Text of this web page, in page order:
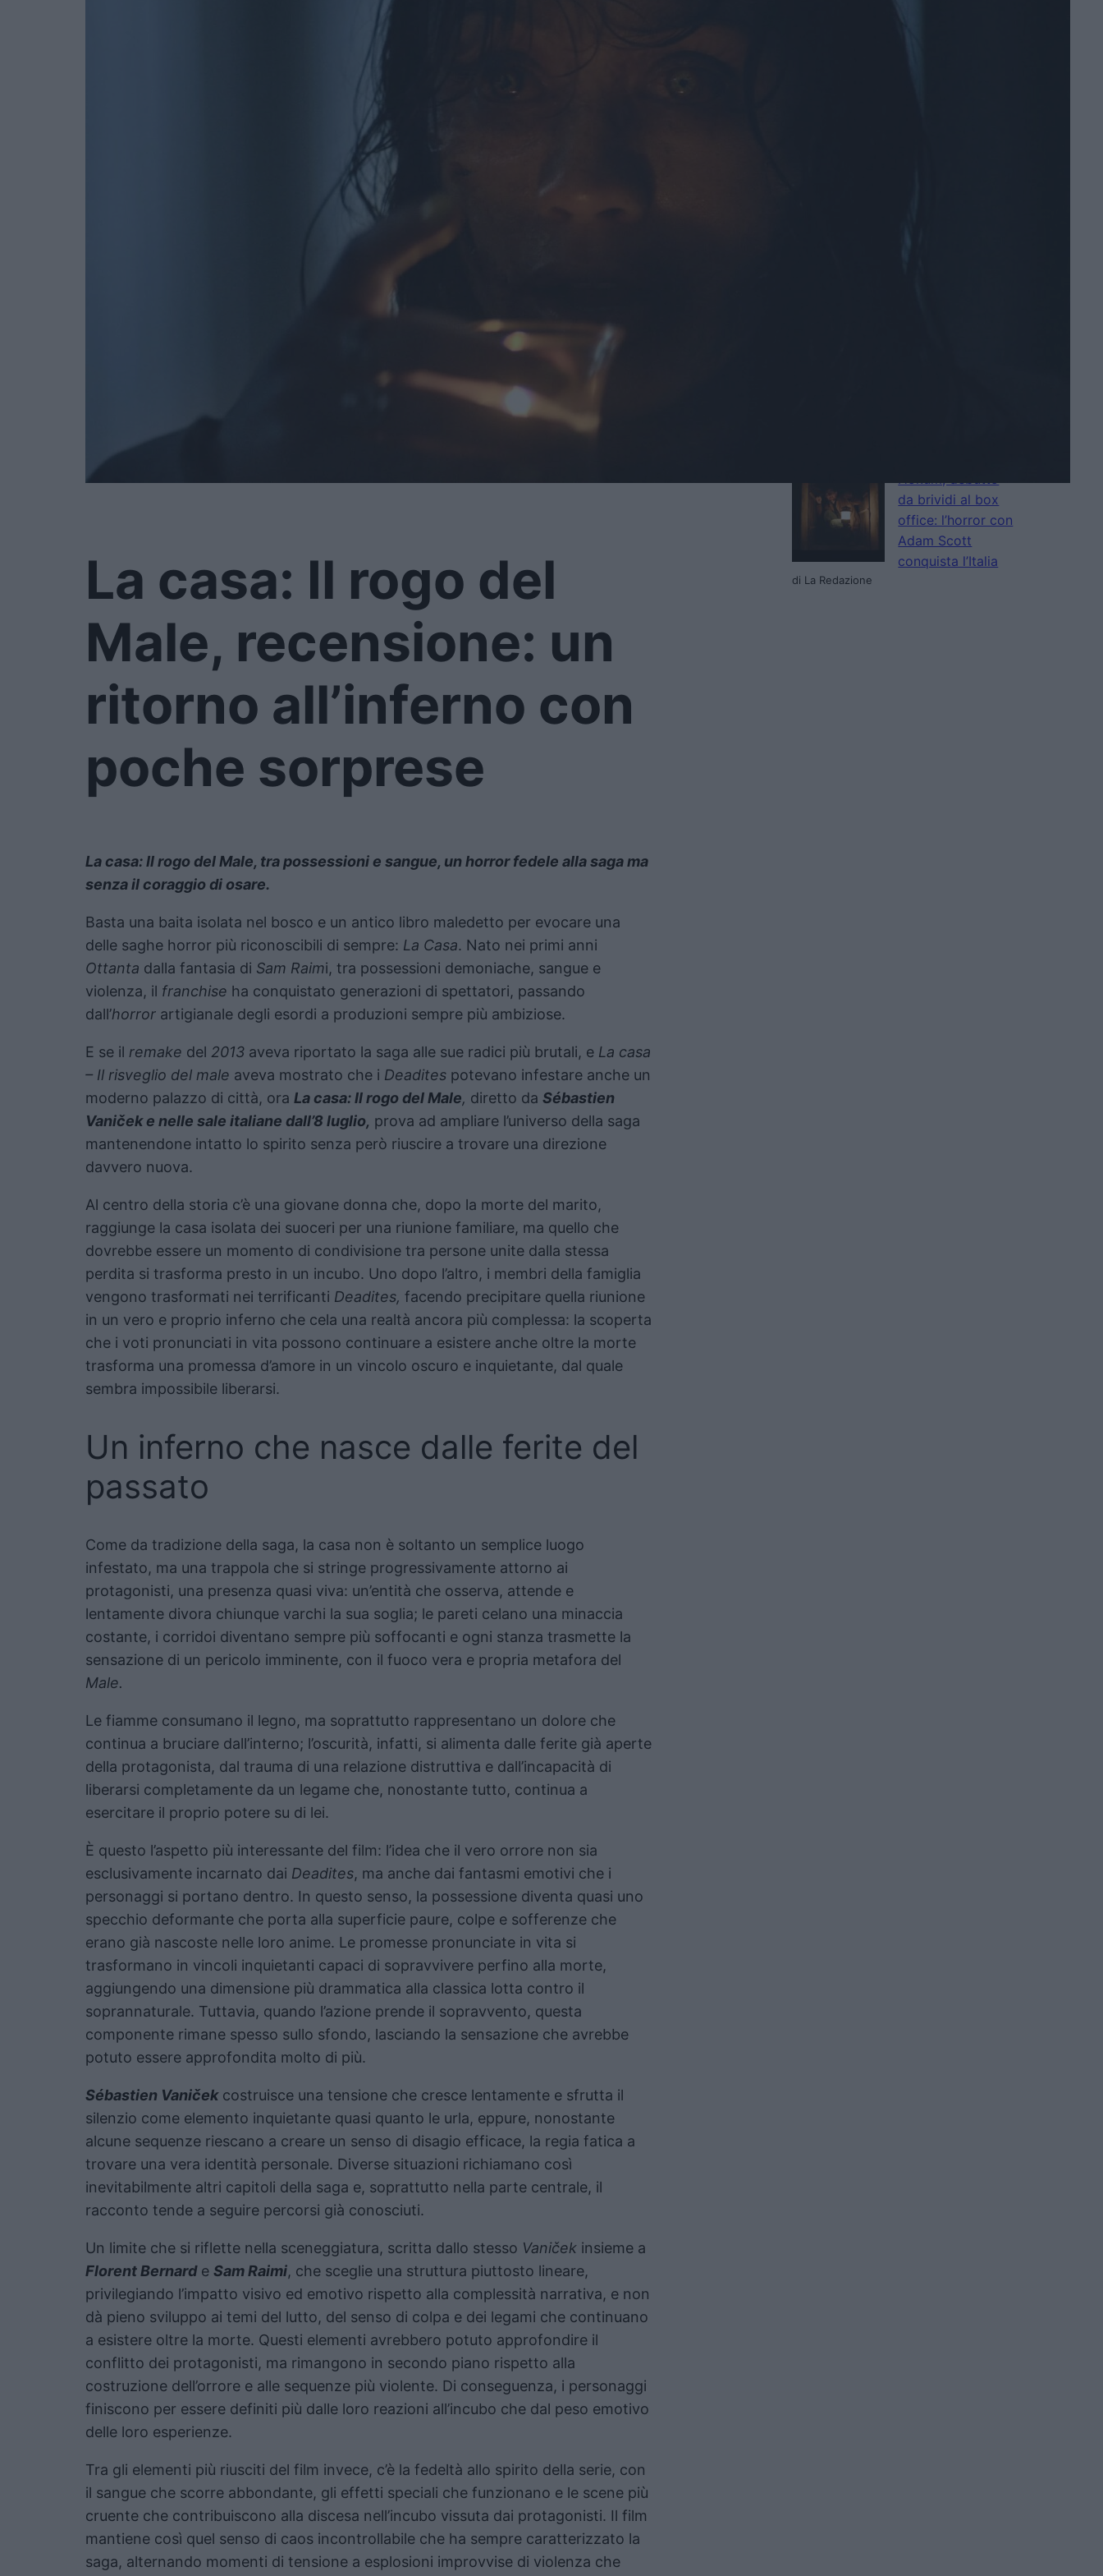
La casa: Il rogo del
Male, recensione: un
ritorno all’inferno con
poche sorprese
La casa: Il rogo del Male, tra possessioni e sangue, un horror fedele alla saga ma
senza il coraggio di osare.
Basta una baita isolata nel bosco e un antico libro maledetto per evocare una
delle saghe horror più riconoscibili di sempre: La Casa. Nato nei primi anni
Ottanta dalla fantasia di Sam Raimi, tra possessioni demoniache, sangue e
violenza, il franchise ha conquistato generazioni di spettatori, passando
dall’horror artigianale degli esordi a produzioni sempre più ambiziose.
E se il remake del 2013 aveva riportato la saga alle sue radici più brutali, e La casa
– Il risveglio del male aveva mostrato che i Deadites potevano infestare anche un
moderno palazzo di città, ora La casa: Il rogo del Male, diretto da Sébastien
Vaniček e nelle sale italiane dall’8 luglio, prova ad ampliare l’universo della saga
mantenendone intatto lo spirito senza però riuscire a trovare una direzione
davvero nuova.
Al centro della storia c’è una giovane donna che, dopo la morte del marito,
raggiunge la casa isolata dei suoceri per una riunione familiare, ma quello che
dovrebbe essere un momento di condivisione tra persone unite dalla stessa
perdita si trasforma presto in un incubo. Uno dopo l’altro, i membri della famiglia
vengono trasformati nei terrificanti Deadites, facendo precipitare quella riunione
in un vero e proprio inferno che cela una realtà ancora più complessa: la scoperta
che i voti pronunciati in vita possono continuare a esistere anche oltre la morte
trasforma una promessa d’amore in un vincolo oscuro e inquietante, dal quale
sembra impossibile liberarsi.
Un inferno che nasce dalle ferite del
passato
Come da tradizione della saga, la casa non è soltanto un semplice luogo
infestato, ma una trappola che si stringe progressivamente attorno ai
protagonisti, una presenza quasi viva: un’entità che osserva, attende e
lentamente divora chiunque varchi la sua soglia; le pareti celano una minaccia
costante, i corridoi diventano sempre più soffocanti e ogni stanza trasmette la
sensazione di un pericolo imminente, con il fuoco vera e propria metafora del
Male.
Le fiamme consumano il legno, ma soprattutto rappresentano un dolore che
continua a bruciare dall’interno; l’oscurità, infatti, si alimenta dalle ferite già aperte
della protagonista, dal trauma di una relazione distruttiva e dall’incapacità di
liberarsi completamente da un legame che, nonostante tutto, continua a
esercitare il proprio potere su di lei.
È questo l’aspetto più interessante del film: l’idea che il vero orrore non sia
esclusivamente incarnato dai Deadites, ma anche dai fantasmi emotivi che i
personaggi si portano dentro. In questo senso, la possessione diventa quasi uno
specchio deformante che porta alla superficie paure, colpe e sofferenze che
erano già nascoste nelle loro anime. Le promesse pronunciate in vita si
trasformano in vincoli inquietanti capaci di sopravvivere perfino alla morte,
aggiungendo una dimensione più drammatica alla classica lotta contro il
soprannaturale. Tuttavia, quando l’azione prende il sopravvento, questa
componente rimane spesso sullo sfondo, lasciando la sensazione che avrebbe
potuto essere approfondita molto di più.
Sébastien Vaničekcostruisce una tensione che cresce lentamente e sfrutta il
silenzio come elemento inquietante quasi quanto le urla, eppure, nonostante
alcune sequenze riescano a creare un senso di disagio efficace, la regia fatica a
trovare una vera identità personale. Diverse situazioni richiamano così
inevitabilmente altri capitoli della saga e, soprattutto nella parte centrale, il
racconto tende a seguire percorsi già conosciuti.
Un limite che si riflette nella sceneggiatura, scritta dallo stesso Vaniček insieme a
Florent Bernarde Sam Raimi, che sceglie una struttura piuttosto lineare,
privilegiando l’impatto visivo ed emotivo rispetto alla complessità narrativa, e non
dà pieno sviluppo ai temi del lutto, del senso di colpa e dei legami che continuano
a esistere oltre la morte. Questi elementi avrebbero potuto approfondire il
conflitto dei protagonisti, ma rimangono in secondo piano rispetto alla
costruzione dell’orrore e alle sequenze più violente. Di conseguenza, i personaggi
finiscono per essere definiti più dalle loro reazioni all’incubo che dal peso emotivo
delle loro esperienze.
Tra gli elementi più riusciti del film invece, c’è la fedeltà allo spirito della serie, con
il sangue che scorre abbondante, gli effetti speciali che funzionano e le scene più
cruente che contribuiscono alla discesa nell’incubo vissuta dai protagonisti. Il film
mantiene così quel senso di caos incontrollabile che ha sempre caratterizzato la
saga, alternando momenti di tensione a esplosioni improvvise di violenza che
Hokum, debutto
da brividi al box
office: l’horror con
Adam Scott
conquista l’Italia
di La Redazione